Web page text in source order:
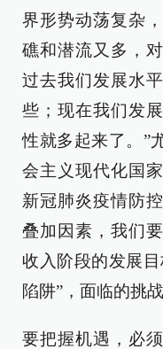
界形势动荡复杂
礁和潜流又多，
过去我们发展水
些；现在我们发
性就多起来了。”
会主义现代化国
新冠肺炎疫情防
叠加因素，我们
收入阶段的发展
陷阱”，面临的挑
要把握机遇，必